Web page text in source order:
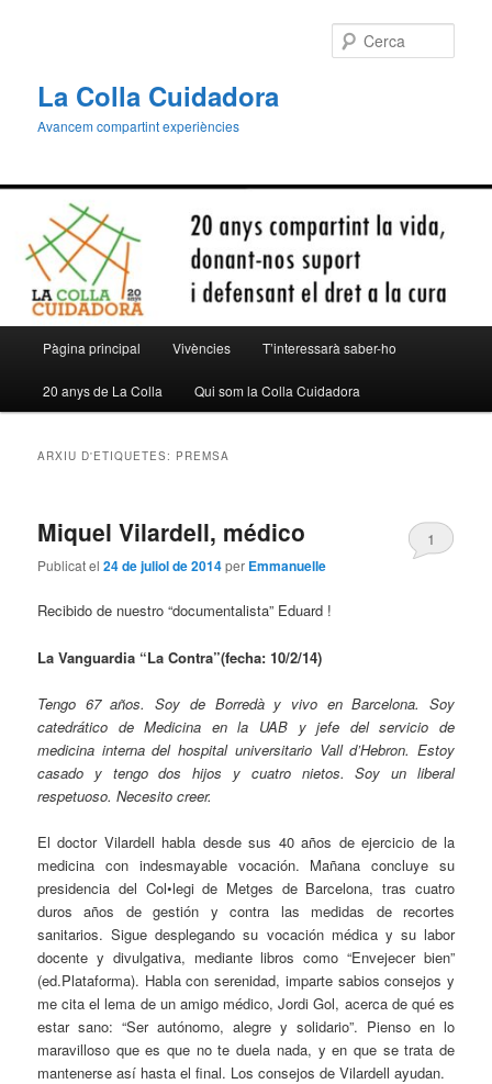
La Colla Cuidadora
Avancem compartint experiències
principal
Pàgina principal Vivències T’interessarà saber-ho
20 anys de La Colla Qui som la Colla Cuidadora
ARXIU D'ETIQUETES: PREMSA
Miquel Vilardell, médico
Publicat el24 de juliol de 2014per Emmanuelle
1
Recibido de nuestro “documentalista” Eduard !
La Vanguardia “La Contra”(fecha: 10/2/14)
Tengo 67 años. Soy de Borredà y vivo en Barcelona. Soy
catedrático de Medicina en la UAB y jefe del servicio de
medicina interna del hospital universitario Vall d’Hebron. Estoy
casado y tengo dos hijos y cuatro nietos. Soy un liberal
respetuoso. Necesito creer.
El doctor Vilardell habla desde sus 40 años de ejercicio de la
medicina con indesmayable vocación. Mañana concluye su
presidencia del Col•legi de Metges de Barcelona, tras cuatro
duros años de gestión y contra las medidas de recortes
sanitarios. Sigue desplegando su vocación médica y su labor
docente y divulgativa, mediante libros como “Envejecer bien”
(ed.Plataforma). Habla con serenidad, imparte sabios consejos y
me cita el lema de un amigo médico, Jordi Gol, acerca de qué es
estar sano: “Ser autónomo, alegre y solidario”. Pienso en lo
maravilloso que es que no te duela nada, y en que se trata de
mantenerse así hasta el final. Los consejos de Vilardell ayudan.